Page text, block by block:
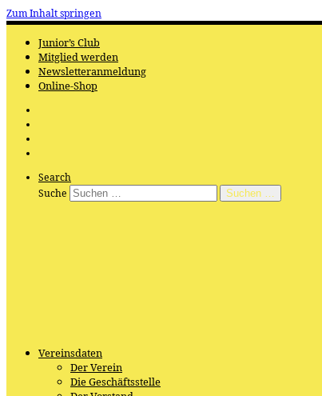
Zum Inhalt springen
Junior’s Club
Mitglied werden
Newsletteranmeldung
Online-Shop
Search
Suche
Suchen …
Vereinsdaten
Der Verein
Die Geschäftsstelle